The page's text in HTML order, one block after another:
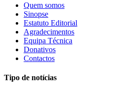
Quem somos
Sinopse
Estatuto Editorial
Agradecimentos
Equipa Técnica
Donativos
Contactos
Tipo de notícias